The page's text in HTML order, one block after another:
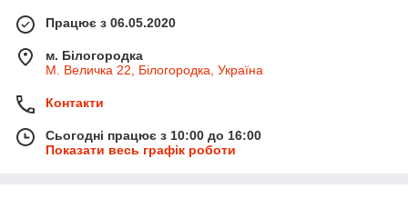
Працює з 06.05.2020
м. Білогородка
М. Величка 22, Білогородка, Україна
Контакти
Сьогодні працює з 10:00 до 16:00
Показати весь графік роботи